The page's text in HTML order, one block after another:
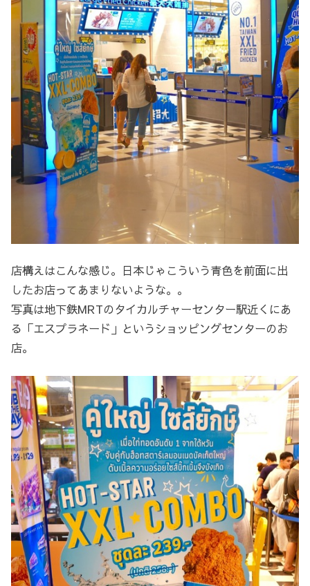
店構えはこんな感じ。日本じゃこういう青色を前面に出
したお店ってあまりないような。。
写真は地下鉄MRTのタイカルチャーセンター駅近くにあ
る「エスプラネード」というショッピングセンターのお
店。